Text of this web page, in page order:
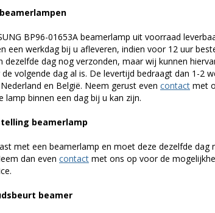
BP96-01653A beamerlamp uit voorraad
een werkdag bij u afleveren, indien voor 12 uur
dezelfde dag nog verzonden, maar wij kunnen
volgende dag al is. De levertijd bedraagt dan 1-2
en België. Neem gerust even contact met
lamp binnen een dag bij u kan zijn.
beamerlamp
met een beamerlamp en moet deze dezelfde dag
dan even contact met ons op voor de
beamer